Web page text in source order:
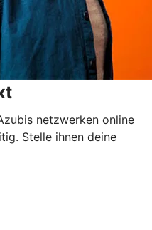
netzwerken online
Stelle ihnen deine